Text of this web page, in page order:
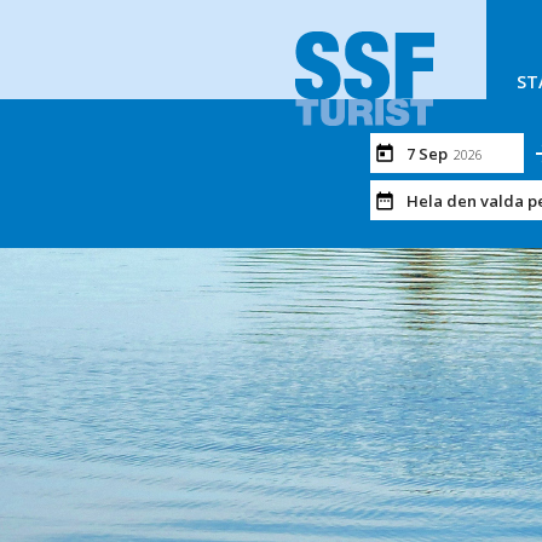
7 Sep 2026
Hela den valda